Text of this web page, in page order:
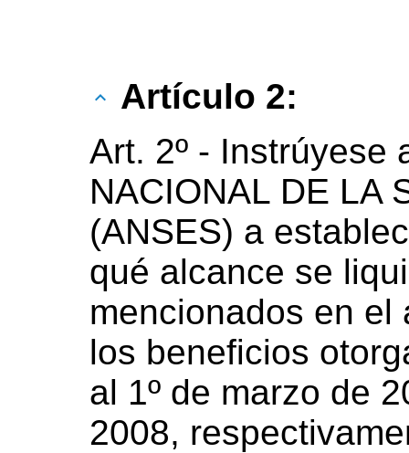
Artículo 2:
Art. 2º - Instrúyese
NACIONAL DE LA
(ANSES) a
qué alcance se
mencionados en
los beneficios
al 1º de marzo de
2008,